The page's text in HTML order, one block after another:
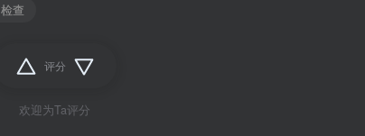
检查
评分
欢迎为Ta评分